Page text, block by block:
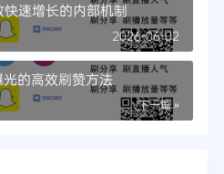
速增长的内部机制
2026-06-02
的高效刷赞方法
下一篇 »